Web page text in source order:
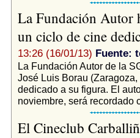
La Fundación Autor
un ciclo de cine
13:26 (16/01/13) Fuente:
La Fundación Autor de la
José Luis Borau
dedicado a su figura. El
noviembre, será recordado
El Cineclub